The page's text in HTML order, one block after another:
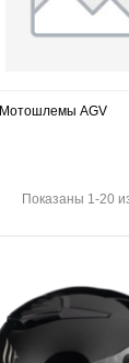
Мотошлемы AGV
Показаны 1-20